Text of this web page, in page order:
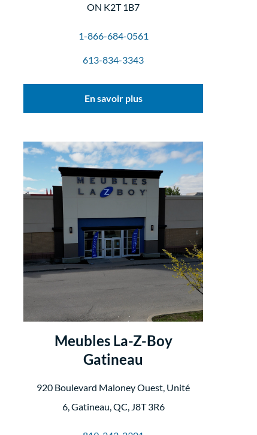
ON K2T 1B7
1-866-684-0561
613-834-3343
En savoir plus
Meubles La-Z-Boy
Gatineau
920 Boulevard Maloney Ouest, Unité
6, Gatineau, QC, J8T 3R6